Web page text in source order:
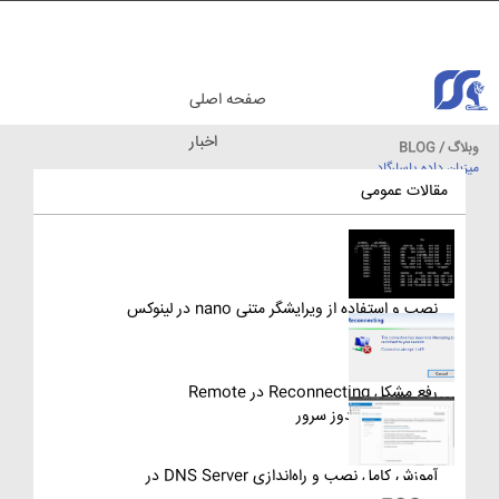
وبلاگ / BLOG
میزبان داده پاسارگاد
صفحه اصلی
اخبار
مقالات عمومی
نصب و استفاده از ویرایشگر متنی nano در لینوکس
رفع مشکل Reconnecting در Remote
Desktop ویندوز سرور
آموزش کامل نصب و راه‌اندازی DNS Server در